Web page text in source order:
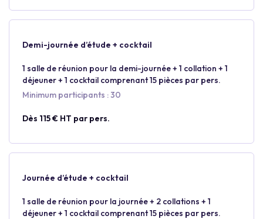
Demi-journée d’étude + cocktail
1 salle de réunion pour la demi-journée + 1 collation + 1
déjeuner + 1 cocktail comprenant 15 pièces par pers.
Minimum participants : 30
Dès 115 € HT par pers.
Journée d’étude + cocktail
1 salle de réunion pour la journée + 2 collations + 1
déjeuner + 1 cocktail comprenant 15 pièces par pers.